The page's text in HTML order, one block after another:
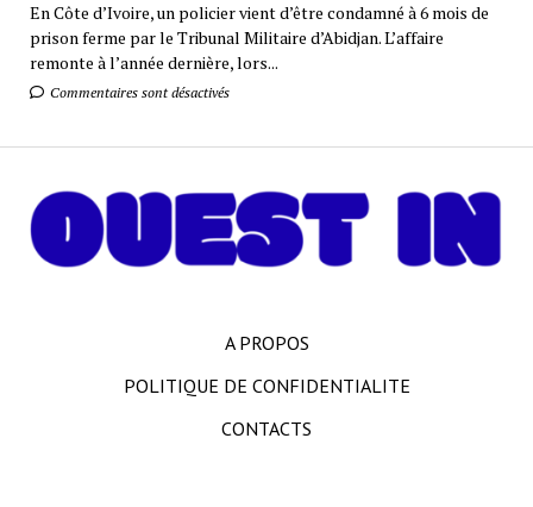
En Côte d’Ivoire, un policier vient d’être condamné à 6 mois de
prison ferme par le Tribunal Militaire d’Abidjan. L’affaire
remonte à l’année dernière, lors...
Commentaires sont désactivés
A PROPOS
POLITIQUE DE CONFIDENTIALITE
CONTACTS